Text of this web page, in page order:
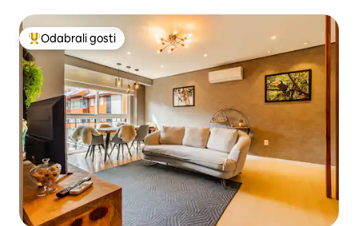
Među najviše rangiranima s oznakom „Odabrali gosti”
Odabrali gosti